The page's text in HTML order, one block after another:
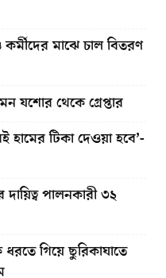
কর্মীদের মাঝে চাল বিতরণ
যশোর থেকে গ্রেপ্তার
টিকা দেওয়া হবে’-
দায়িত্ব পালনকারী ৩২
ধরতে গিয়ে ছুরিকাঘাতে